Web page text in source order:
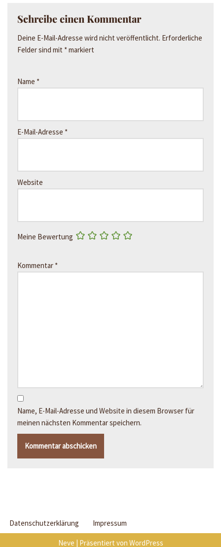
Schreibe einen Kommentar
Deine E-Mail-Adresse wird nicht veröffentlicht. Erforderliche
Felder sind mit *markiert
Name *
E-Mail-Adresse *
Website
Meine Bewertung
Kommentar *
Name, E-Mail-Adresse und Website in diesem Browser für
meinen nächsten Kommentar speichern.
Datenschutzerklärung Impressum
Neve | Präsentiert von WordPress